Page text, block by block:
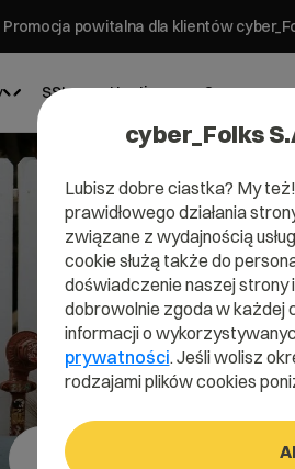
Promocja powitalna dla klientów
SSL Hosting Serwery
cyber_Folks
Lubisz dobre ciastka? My
prawidłowego działania
związane z wydajnością
cookie służą także do
doświadczenie naszej strony
dobrowolnie zgoda w każdej
informacji o
prywatności. Jeśli wolisz
rodzajami plików cookies